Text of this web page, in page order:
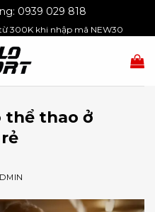
0939 029 818
300K khi nhập mã NEW30
thể thao ở